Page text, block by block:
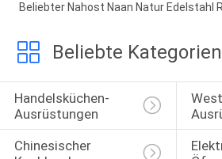
Beliebter Nahost Naan Natur Edelstahl
Beliebte Kategorien
Handelsküchen-
Ausrüstungen
Chinesischer